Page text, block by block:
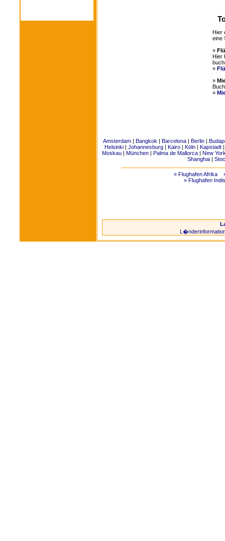
Hier
eine
»
Hier
»
»
»
Amsterdam| Bangkok Barcelona| Berlin|
Helsinki
Johannesburg Kairo Köln Kapstadt
Moskau| München| Palma de Mallorca|
New
Shanghai|
» Flughafen Afrika
» Flughafen